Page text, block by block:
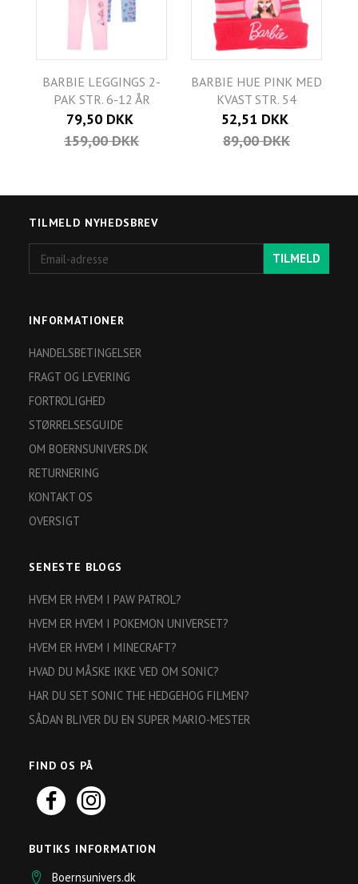
BARBIE LEGGINGS 2-
PAK STR. 6-12 ÅR
79,50 DKK
159,00 DKK
BARBIE HUE PINK MED
KVAST STR. 54
52,51 DKK
89,00 DKK
TILMELD NYHEDSBREV
adresse
TILMELD
INFORMATIONER
HANDELSBETINGELSER
FRAGT OG LEVERING
FORTROLIGHED
STØRRELSESGUIDE
OM BOERNSUNIVERS.DK
RETURNERING
KONTAKT OS
OVERSIGT
SENESTE BLOGS
HVEM ER HVEM I PAW PATROL?
HVEM ER HVEM I POKEMON UNIVERSET?
HVEM ER HVEM I MINECRAFT?
HVAD DU MÅSKE IKKE VED OM SONIC?
HAR DU SET SONIC THE HEDGEHOG FILMEN?
SÅDAN BLIVER DU EN SUPER MARIO-MESTER
FIND OS PÅ
BUTIKS INFORMATION
Boernsunivers.dk